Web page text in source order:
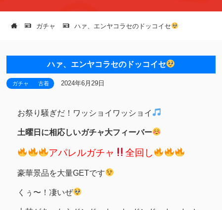
ガチャ ハァ、エンヤコラセのドッコイセ
ハァ、エンヤコラセのドッコイセ
ガチャ 古着 2024年6月29日
お祭り騒ぎだ！ワッショイワッショイ
土曜日に相応しいガチャ大フィーバー
アパレルガチャ 全回し
豪華景品を大量GETです
くぅ〜！凄いぜ